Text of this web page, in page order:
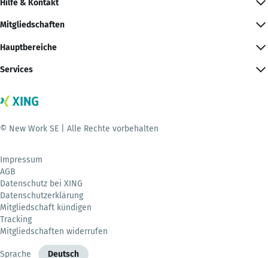
Hilfe & Kontakt
Mitgliedschaften
Hauptbereiche
Services
© New Work SE | Alle Rechte vorbehalten
Impressum
AGB
Datenschutz bei XING
Datenschutzerklärung
Mitgliedschaft kündigen
Tracking
Mitgliedschaften widerrufen
Sprache Deutsch